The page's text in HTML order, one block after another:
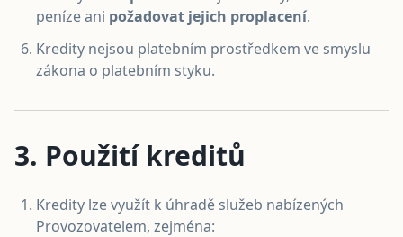
peníze ani požadovat jejich proplacení.
Kredity nejsou platebním prostředkem ve smyslu
zákona o platebním styku.
3. Použití kreditů
Kredity lze využít k úhradě služeb nabízených
Provozovatelem, zejména: